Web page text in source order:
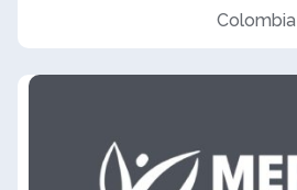
Colombia